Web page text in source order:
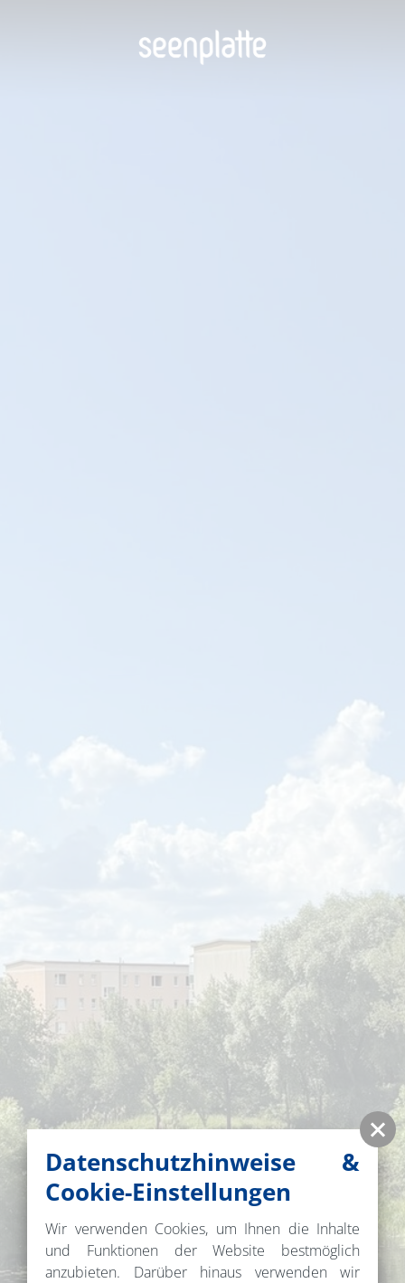
Datenschutzhinweise &
Cookie-Einstellungen
Wir verwenden Cookies, um Ihnen die Inhalte
und Funktionen der Website bestmöglich
anzubieten. Darüber hinaus verwenden wir